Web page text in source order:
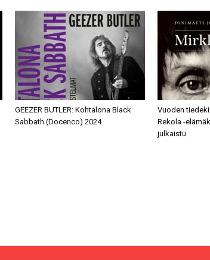
GEEZER BUTLER: Kohtalona Black
Sabbath (Docenco) 2024
Vuoden
Rekola -
julkaistu